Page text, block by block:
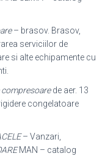
– brasov. Brasov,
serviciilor de
si alte echipamente cu
compresoarede aer. 13
congelatoare
– Vanzari,
MAN – catalog